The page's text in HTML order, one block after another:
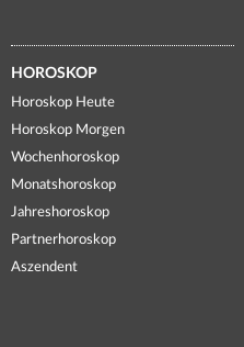
HOROSKOP
Horoskop Heute
Horoskop Morgen
Wochenhoroskop
Monatshoroskop
Jahreshoroskop
Partnerhoroskop
Aszendent